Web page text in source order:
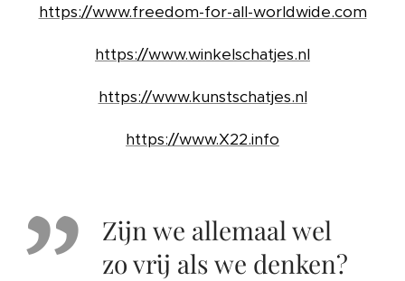
https://www.freedom-for-all-worldwide.com
https://www.winkelschatjes.nl
https://www.kunstschatjes.nl
https://www.X22.info
Zijn we allemaal wel
zo vrij als we denken?